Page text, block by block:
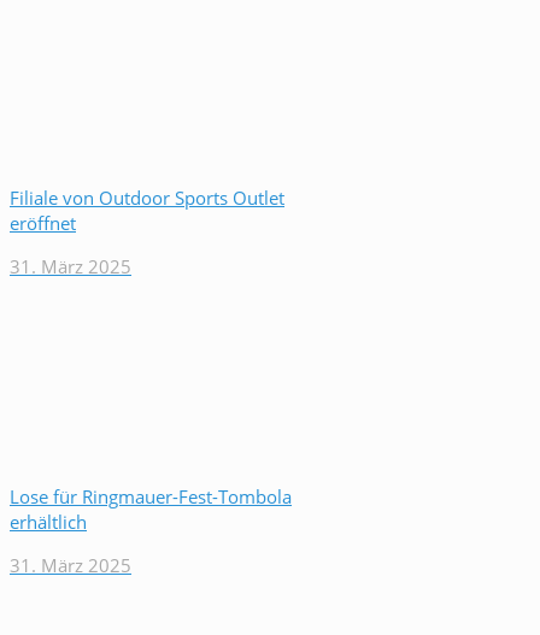
Filiale von Outdoor Sports Outlet
eröffnet
31. März 2025
Lose für Ringmauer-Fest-Tombola
erhältlich
31. März 2025